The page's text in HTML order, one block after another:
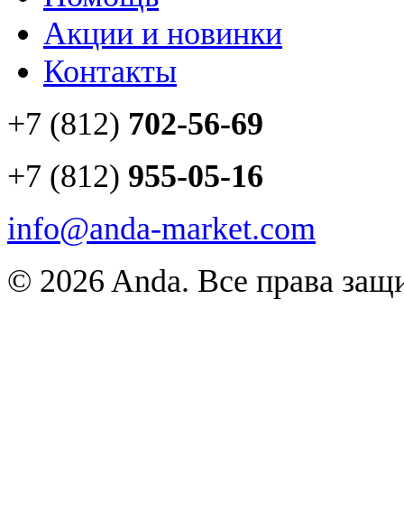
Акции и новинки
Контакты
+7 (812) 702-56-69
+7 (812) 955-05-16
info@anda-market.com
© 2026 Anda. Все права